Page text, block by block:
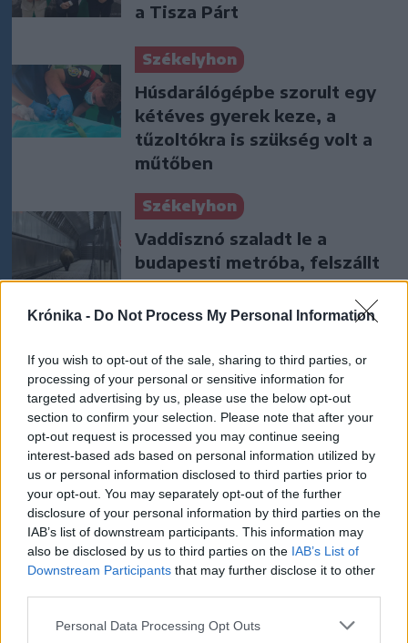
Krónika - Do Not Process My Personal Information
If you wish to opt-out of the sale, sharing to third parties, or
processing of your personal or sensitive information for
targeted advertising by us, please use the below opt-out
section to confirm your selection. Please note that after your
opt-out request is processed you may continue seeing
interest-based ads based on personal information utilized by
us or personal information disclosed to third parties prior to
your opt-out. You may separately opt-out of the further
disclosure of your personal information by third parties on the
IAB’s list of downstream participants. This information may
also be disclosed by us to third parties on the IAB’s List of
Downstream Participants that may further disclose it to other
Personal Data Processing Opt Outs
a Tisza Párt
Székelyhon
Húsdarálógépbe szorult egy
kétéves gyerek keze, a
tűzoltókra is szükség volt a
műtőben
Székelyhon
Vaddisznó szaladt le a
budapesti metróba, felszállt
az egyik kocsira, majd
kilőtték – videóval
Székely Sport
A gól már összejött, az
áttörés még nem az FK-nak
(videóval)
Nőileg
B. Máthé Zsuzsa: Az élet
„doktoriját” végeztem el az
epilepsziámmal